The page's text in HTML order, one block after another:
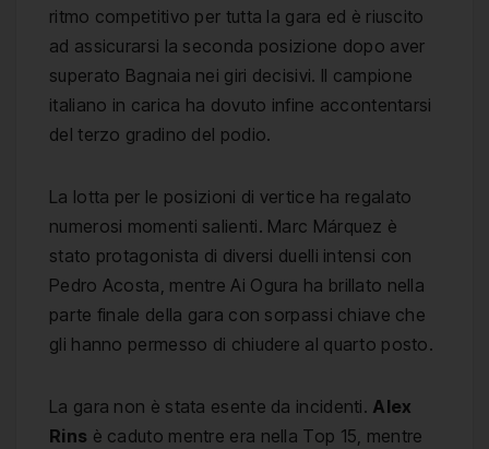
ritmo competitivo per tutta la gara ed è riuscito
ad assicurarsi la seconda posizione dopo aver
superato Bagnaia nei giri decisivi. Il campione
italiano in carica ha dovuto infine accontentarsi
del terzo gradino del podio.
La lotta per le posizioni di vertice ha regalato
numerosi momenti salienti. Marc Márquez è
stato protagonista di diversi duelli intensi con
Pedro Acosta, mentre Ai Ogura ha brillato nella
parte finale della gara con sorpassi chiave che
gli hanno permesso di chiudere al quarto posto.
La gara non è stata esente da incidenti. Alex
Rins è caduto mentre era nella Top 15, mentre